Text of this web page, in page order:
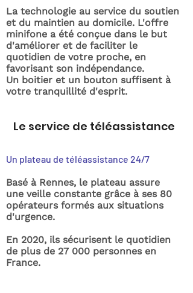
La technologie au service du soutien
et du maintien au domicile. L'offre
minifone a été conçue dans le but
d'améliorer et de faciliter le
quotidien de votre proche, en
favorisant son indépendance.
Un boitier et un bouton suffisent à
votre tranquillité d'esprit.
Le service de téléassistance
Un plateau de téléassistance 24/7
Basé à Rennes, le plateau assure
une veille constante grâce à ses 80
opérateurs formés aux situations
d'urgence.
En 2020, ils sécurisent le quotidien
de plus de 27 000 personnes en
France.